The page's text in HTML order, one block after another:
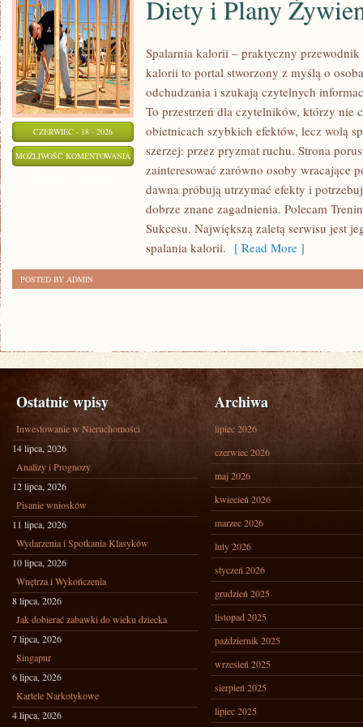
CZERWIEC - 18 - 2026
MOŻLIWOŚĆ KOMENTOWANIA DIETY
PLANY
ŻYWIENIOWE
Diety i Plany
Spalarnia kalorii – praktyczny
kalorii to portal stworzony z myślą o
odchudzania i szukają czytelnych
To przestrzeń dla czytelników, którzy nie
obietnicach szybkich efektów, lecz wolą
szerzej: przez pryzmat ruchu. Strona
zainteresować zarówno osoby wracające
dawna próbują utrzymać efekty i
dobrze znane zagadnienia. Polecam
Sukcesu. Największą zaletą serwisu jest
spalania kalorii. [ Read More ]
POSTED BY ADMIN
Ostatnie wpisy
Inwestowanie w Nieruchomości
14 lipca, 2026
Analizy i Prognozy
12 lipca, 2026
Pisanie wniosków
11 lipca, 2026
Wydarzenia i Spotkania Klasyków
10 lipca, 2026
Wnętrza i Wykończenia
8 lipca, 2026
Jak dobierać zabawki do wieku dziecka
7 lipca, 2026
Singapur
6 lipca, 2026
Kartele Narkotykowe
4 lipca, 2026
Archiwa
lipiec 2026
czerwiec 2026
maj 2026
kwiecień 2026
marzec 2026
luty 2026
styczeń 2026
grudzień 2025
listopad 2025
październik 2025
wrzesień 2025
sierpień 2025
lipiec 2025